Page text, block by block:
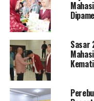
Salah satu aspek
implementasi
pendidikan geografi
dengan Dinas
Kabupaten Boalemo.
Langkah ini
mengintegrasikan
Sasar